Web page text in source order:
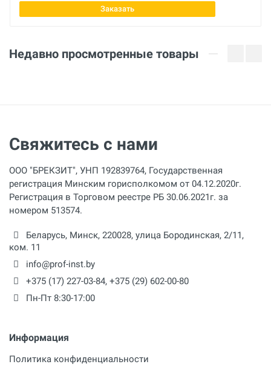
Испытательная скорость
Продвижение
Заказать
Недавно просмотренные товары
Свяжитесь с нами
ООО "БРЕКЗИТ", УНП 192839764, Государственная
регистрация Минским горисполкомом от 04.12.2020г.
Регистрация в Торговом реестре РБ 30.06.2021г. за
номером 513574.
Беларусь, Минск, 220028, улица Бородинская, 2/11,
ком. 11
info@prof-inst.by
+375 (17) 227-03-84, +375 (29) 602-00-80
Пн-Пт 8:30-17:00
Информация
Политика конфиденциальности